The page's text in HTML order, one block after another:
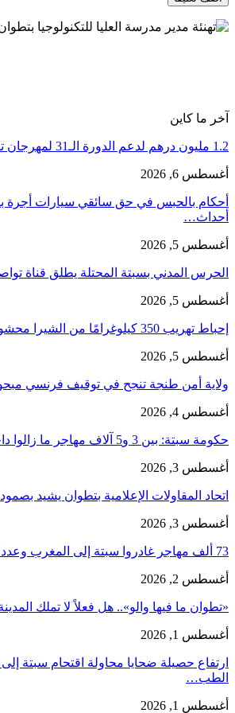
آخر ما كاين
1.2 مليون درهم لدعم الدورة الـ31 لمهرجان تطوان لسينما البحر…
أغسطس 6, 2026
أحكام بالحبس في حق سائقي سيارات أجرة
أحداث…
أغسطس 5, 2026
الحرس المدني بسبتة المحتلة يطلق قناة
أغسطس 5, 2026
إحباط تهريب 350 كيلوغرامًا من الشيرا محشوة داخل قوالب…
أغسطس 5, 2026
ولاية أمن طنجة تنجح في توقيف فرنسي
أغسطس 4, 2026
حكومة سبتة: بين 3 و5 آلاف مهاجر ما زالوا داخل المدينة و862…
أغسطس 3, 2026
اتحاد المقاولات الإعلامية بتطوان يشيد
أغسطس 3, 2026
73 ألف مهاجر غادروا سبتة إلى المغرب وعدد القتلى يرتفع لـ71
أغسطس 2, 2026
«تطوان ما فيها والو».. هل فعلاً لا تملك
أغسطس 1, 2026
الطب…
أغسطس 1, 2026